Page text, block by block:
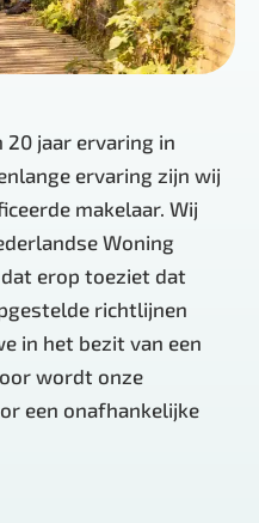
jaar ervaring in
ervaring zijn wij
makelaar. Wij
Woning
erop toeziet dat
richtlijnen
in het bezit van een
wordt onze
een onafhankelijke